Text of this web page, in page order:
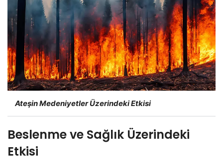
Ateşin Medeniyetler Üzerindeki Etkisi
Beslenme ve Sağlık Üzerindeki
Etkisi